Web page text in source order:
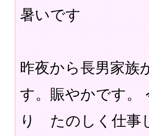
暑いです
昨夜から長男家族
す。賑やかです。
り たのしく仕事